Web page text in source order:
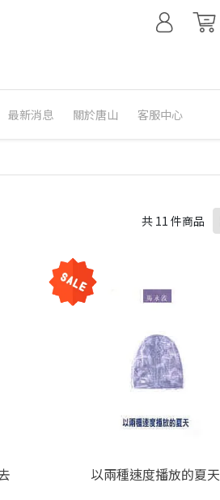
最新消息 關於唐山 客服中心
共 11 件商品
以兩種速度播放的夏天